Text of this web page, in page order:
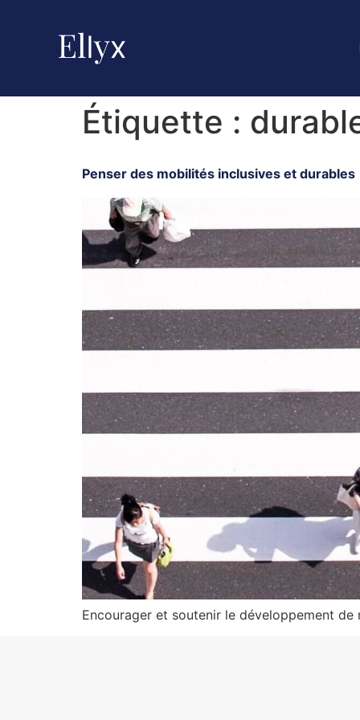
Étiquette :
Penser des mobilités inclusives et durables
Encourager et soutenir le développement